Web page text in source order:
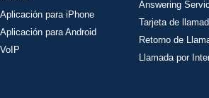
Aplicación para iPhone
Aplicación para Android
VoIP
Answering
Tarjeta de
Retorno de
Llamada por